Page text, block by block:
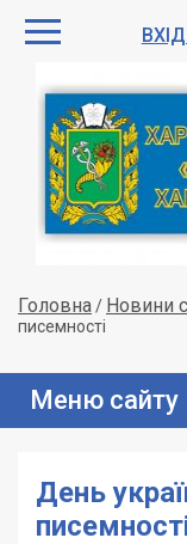
Головна/ Новини
писемності
Меню сайту
День